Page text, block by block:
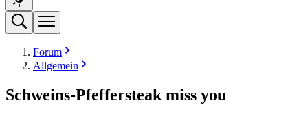
Forum
Allgemein
Schweins-Pfeffersteak miss you